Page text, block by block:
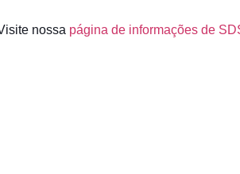
nossa página de informações de